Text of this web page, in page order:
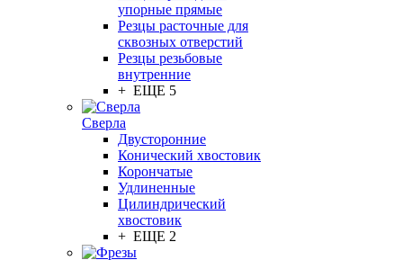
упорные прямые
Резцы расточные для
сквозных отверстий
Резцы резьбовые
внутренние
+ ЕЩЕ 5
Сверла
Двусторонние
Конический хвостовик
Корончатые
Удлиненные
Цилиндрический
хвостовик
+ ЕЩЕ 2